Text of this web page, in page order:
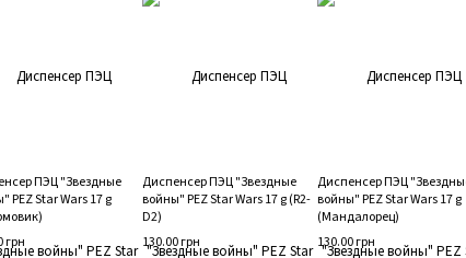
ПЭЦ "Звездные
PEZ Star Wars 17 g
грн
Диспенсер ПЭЦ "Звездные
войны" PEZ Star Wars 17 g (R2-
D2)
130.00 грн
Диспенсер ПЭЦ
войны" PEZ Star Wars 17 g
(Мандалорец)
130.00 грн